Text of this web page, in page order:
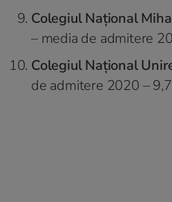
Colegiul Național
– media de admitere
Colegiul Național
de admitere 2020 –